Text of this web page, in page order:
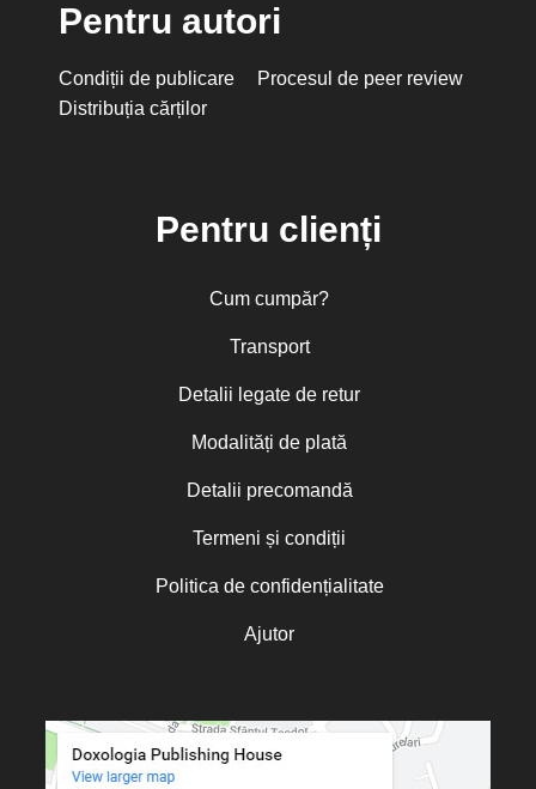
Pentru autori
Condiții de publicare
Procesul de peer review
Distribuția cărților
Pentru clienți
Cum cumpăr?
Transport
Detalii legate de retur
Modalități de plată
Detalii precomandă
Termeni și condiții
Politica de confidențialitate
Ajutor